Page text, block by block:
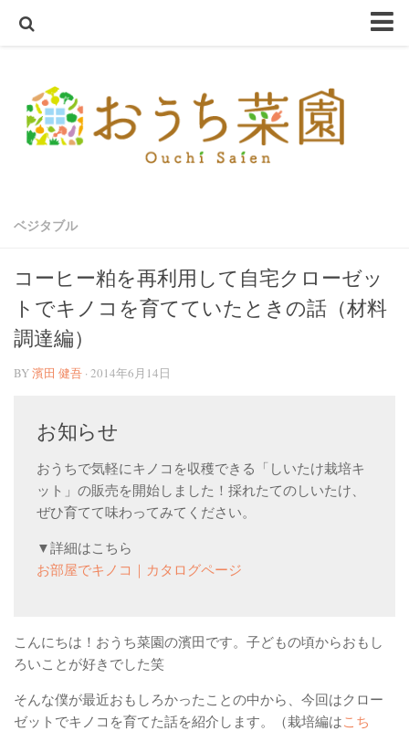
おうち菜園とは
SHOP
アクアスプラウトSV～さかな畑～
オーガニック種子
オーガニック培養土
オーガニック害虫忌避
テラコッタ鉢
軽量鉢
ベランダ用フェルト鉢
ガーデニンファニチャー
DIYアクアポニックス資材
アロマとハーブ
世界の菜園
ベジタブル
コーヒー粕を再利用して自宅クローゼッ
トでキノコを育てていたときの話（材料
調達編）
BY濱田 健吾 · 2014年6月14日
お知らせ
おうちで気軽にキノコを収穫できる「しいたけ栽培キ
ット」の販売を開始しました！採れたてのしいたけ、
ぜひ育てて味わってみてください。
▼詳細はこちら
お部屋でキノコ｜カタログページ
こんにちは！おうち菜園の濱田です。子どもの頃からおもし
ろいことが好きでした笑
そんな僕が最近おもしろかったことの中から、今回はクロー
ゼットでキノコを育てた話を紹介します。（栽培編はこち